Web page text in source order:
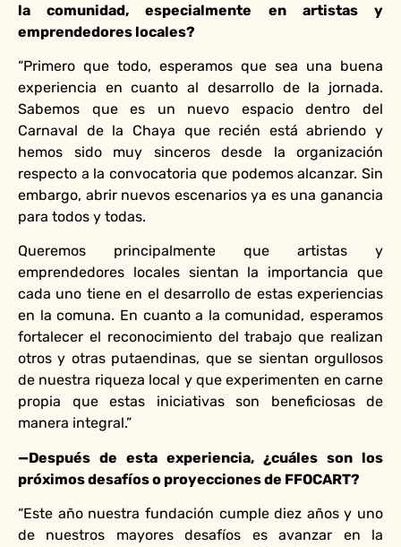
la comunidad, especialmente en artistas y
emprendedores locales?
“Primero que todo, esperamos que sea una buena
experiencia en cuanto al desarrollo de la jornada.
Sabemos que es un nuevo espacio dentro del
Carnaval de la Chaya que recién está abriendo y
hemos sido muy sinceros desde la organización
respecto a la convocatoria que podemos alcanzar. Sin
embargo, abrir nuevos escenarios ya es una ganancia
para todos y todas.
Queremos principalmente que artistas y
emprendedores locales sientan la importancia que
cada uno tiene en el desarrollo de estas experiencias
en la comuna. En cuanto a la comunidad, esperamos
fortalecer el reconocimiento del trabajo que realizan
otros y otras putaendinas, que se sientan orgullosos
de nuestra riqueza local y que experimenten en carne
propia que estas iniciativas son beneficiosas de
manera integral.”
—Después de esta experiencia, ¿cuáles son los
próximos desafíos o proyecciones de FFOCART?
“Este año nuestra fundación cumple diez años y uno
de nuestros mayores desafíos es avanzar en la